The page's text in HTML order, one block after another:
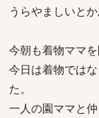
うらやましいと
今朝も着物ママを
今日は着物では
た。
一人の園ママと